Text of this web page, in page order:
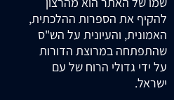
להקיף את הספרות ההלכתית,
האמונית, והעיונית על הש"ס
שהתפתחה במרוצת הדורות
על ידי גדולי הרוח של עם
ישראל.